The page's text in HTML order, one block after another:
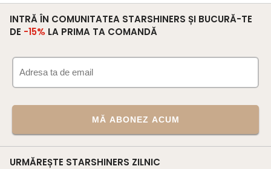
INTRĂ ÎN COMUNITATEA STARSHINERS ȘI BUCURĂ-TE
DE -15% LA PRIMA TA COMANDĂ
MĂ ABONEZ ACUM
URMĂREȘTE STARSHINERS ZILNIC